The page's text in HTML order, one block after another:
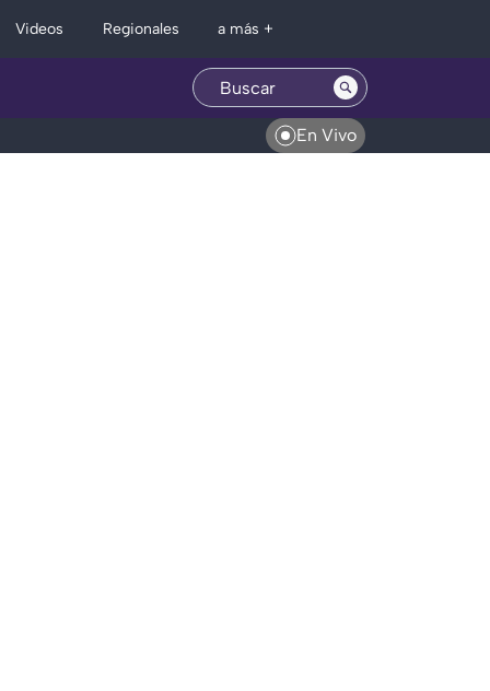
Videos Regionales a más +
En Vivo